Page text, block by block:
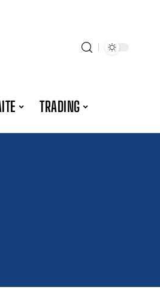
TRADING